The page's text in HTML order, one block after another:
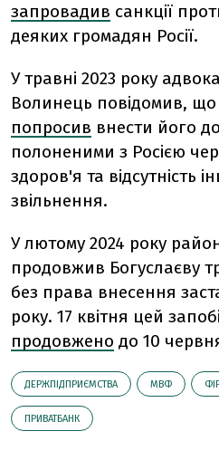
запровадив санкції
деяких громадян Росії.
У травні 2023 року
Волинець повідомив, що
попросив внести його
полоненими з Росією
здоров'я та відсутність
звільнення.
У лютому 2024 року
продовжив Богуслаєву
без права внесення
року. 17 квітня цей
продовжено до 10
ДЕРЖПІДПРИЄМСТВА МВФ
ПРИВАТБАНК